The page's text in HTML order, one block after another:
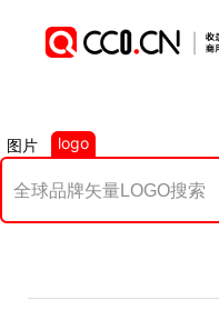
图片 logo